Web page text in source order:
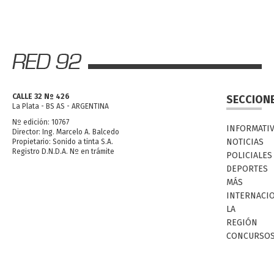
CALLE 32 Nº 426
La Plata - BS AS - ARGENTINA
Nº edición: 10767
Director: Ing. Marcelo A. Balcedo
Propietario: Sonido a tinta S.A.
Registro D.N.D.A. Nº en trámite
NOTICIAS
POLICIALES
DEPORTES
MÁS
LA
REGIÓN